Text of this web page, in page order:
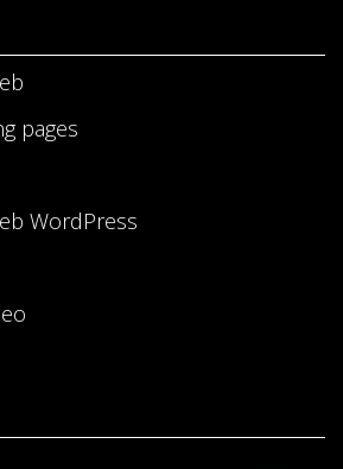
pages
WordPress